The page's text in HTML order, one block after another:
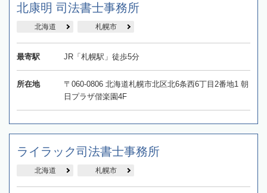
北康明 司法書士事務所
北海道 札幌市
最寄駅 JR「札幌駅」徒歩5分
所在地
〒060-0806 北海道札幌市北区北6条西6丁目2番地1 朝
日プラザ偕楽園4F
ライラック司法書士事務所
北海道 札幌市